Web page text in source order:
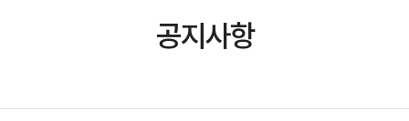
공지사항